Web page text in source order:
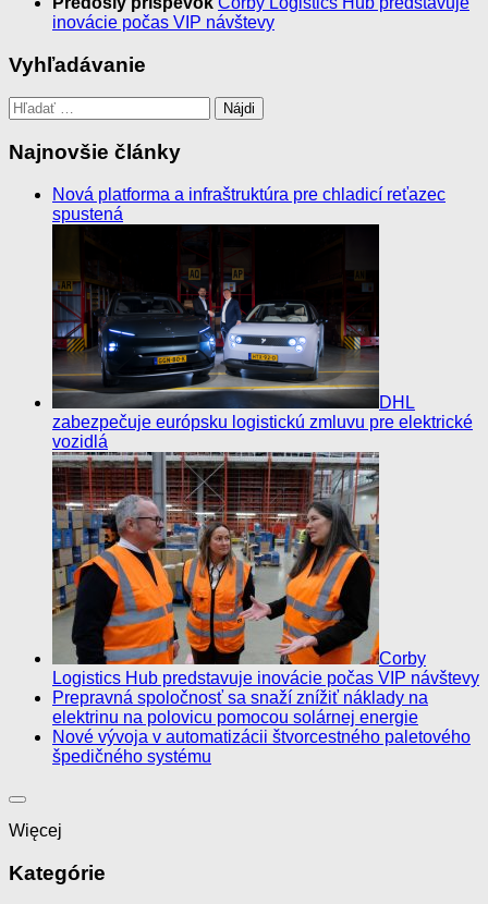
inovácie počas VIP návštevy
Vyhľadávanie
Hľadať:
Najnovšie články
Nová platforma a infraštruktúra pre chladicí reťazec
spustená
DHL
zabezpečuje európsku logistickú zmluvu pre elektrické
vozidlá
Corby
Logistics Hub predstavuje inovácie počas VIP návštevy
Prepravná spoločnosť sa snaží znížiť náklady na
elektrinu na polovicu pomocou solárnej energie
Nové vývoja v automatizácii štvorcestného paletového
špedičného systému
Więcej
Kategórie